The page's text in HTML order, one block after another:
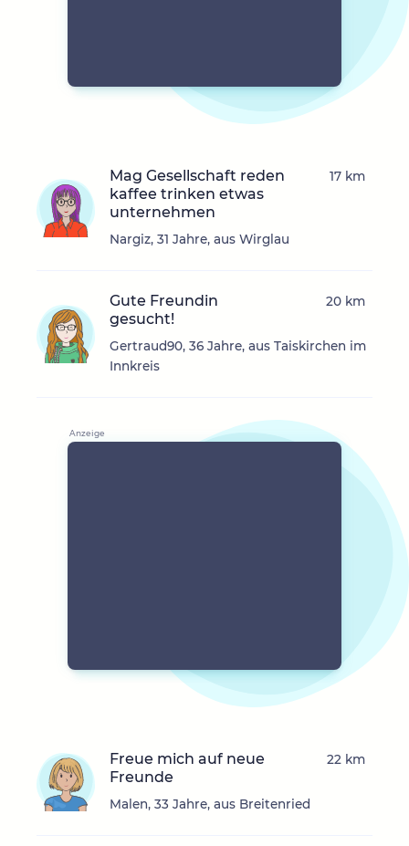
Mag Gesellschaft reden
kaffee trinken etwas
unternehmen
Nargiz, 31 Jahre, aus Wirglau
17 km
Gute Freundin
gesucht!
Gertraud90, 36 Jahre, aus Taiskirchen im
Innkreis
20 km
Freue mich auf neue
Freunde
Malen, 33 Jahre, aus Breitenried
22 km